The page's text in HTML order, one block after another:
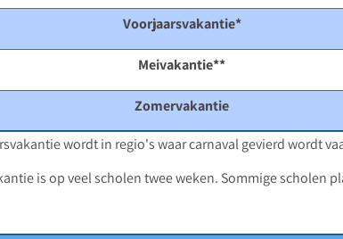
Voorjaarsvakantie*
Meivakantie**
Zomervakantie
wordt in regio's waar carnaval gevierd wordt
is op veel scholen twee weken. Sommige scholen